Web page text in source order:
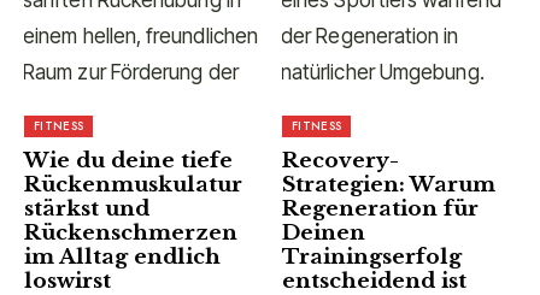
FITNESS
Wie du deine tiefe
Rückenmuskulatur
stärkst und
Rückenschmerzen
im Alltag endlich
loswirst
FITNESS
Recovery-
Strategien: Warum
Regeneration für
Deinen
Trainingserfolg
entscheidend ist